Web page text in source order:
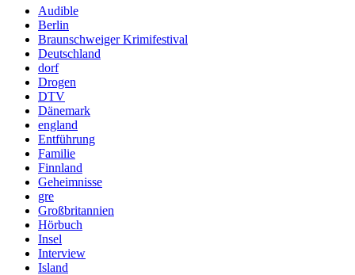
Audible
Berlin
Braunschweiger Krimifestival
Deutschland
dorf
Drogen
DTV
Dänemark
england
Entführung
Familie
Finnland
Geheimnisse
gre
Großbritannien
Hörbuch
Insel
Interview
Island